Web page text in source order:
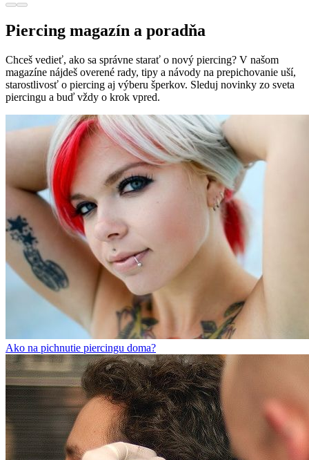
Piercing magazín a poradňa
Chceš vedieť, ako sa správne starať o nový piercing? V našom
magazíne nájdeš overené rady, tipy a návody na prepichovanie uší,
starostlivosť o piercing aj výberu šperkov. Sleduj novinky zo sveta
piercingu a buď vždy o krok vpred.
Ako na pichnutie piercingu doma?